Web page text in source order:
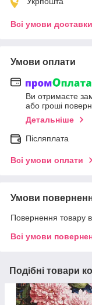
Всі умови доставки
Умови оплати
Ви отримаєте
або гроші
Детальніше
Післяплата
Всі умови оплати
Умови
Повернення товару
Всі умови
Подібні товари